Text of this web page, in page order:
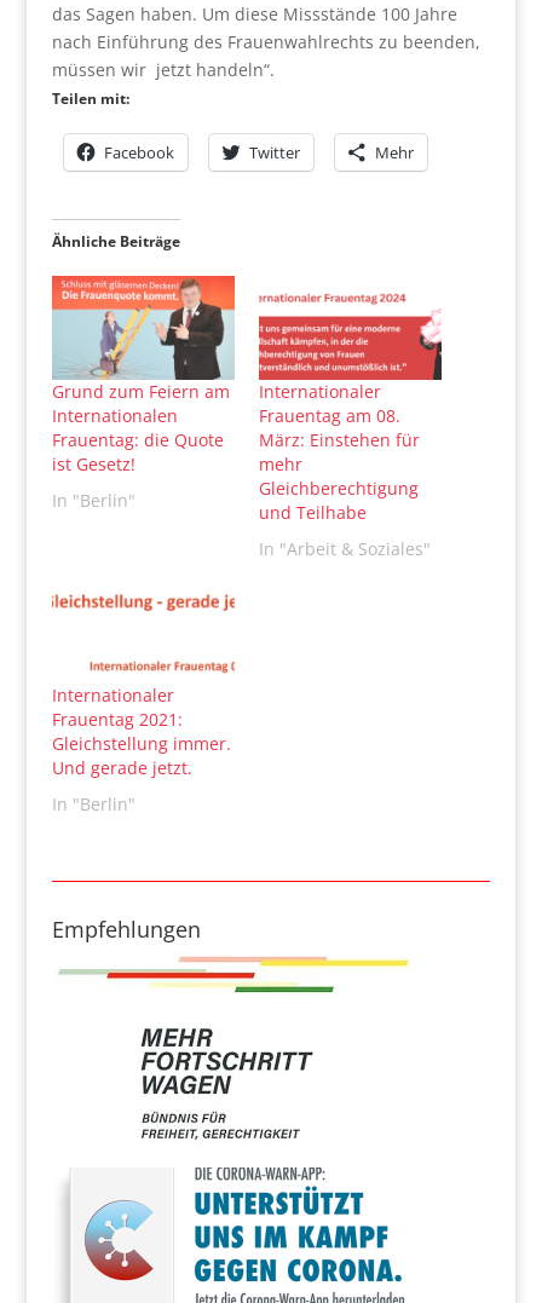
das Sagen haben. Um diese Missstände 100 Jahre
nach Einführung des Frauenwahlrechts zu beenden,
müssen wir jetzt handeln“.
Teilen mit:
Facebook Twitter Mehr
Ähnliche Beiträge
Grund zum Feiern am
Internationalen
Frauentag: die Quote
ist Gesetz!
In "Berlin"
Internationaler
Frauentag am 08.
März: Einstehen für
mehr
Gleichberechtigung
und Teilhabe
In "Arbeit & Soziales"
Internationaler
Frauentag 2021:
Gleichstellung immer.
Und gerade jetzt.
In "Berlin"
Empfehlungen